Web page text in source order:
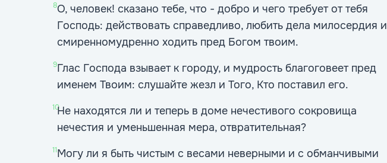
8О, человек! сказано тебе, что - добро и чего требует от тебя
Господь: действовать справедливо, любить дела милосердия и
смиренномудренно ходить пред Богом твоим.
9Глас Господа взывает к городу, и мудрость благоговеет пред
именем Твоим: слушайте жезл и Того, Кто поставил его.
10Не находятся ли и теперь в доме нечестивого сокровища
нечестия и уменьшенная мера, отвратительная?
11Могу ли я быть чистым с весами неверными и с обманчивыми